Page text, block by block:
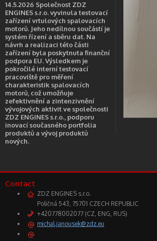
14.5.2026 Společnost ZDZ
ENGINES s.r.o. vyvinula testovací
zařízení vrtulových spalovacích
motorů. Jeho nedílnou součástí je
systém řízení a sběru dat. Na
návrh a realizaci této části
zařízení byla poskytnuta finanční
podpora EU. Výsledkem je
pokročilé interní testovací
pracoviště pro měření
charakteristik spalovacích
motorů, což umožňuje
zefektivnění a zintenzivnění
vývojových aktivit ve společnosti
ZDZ ENGINES s.r.o., podporu
inovací současného portfolia
produktů a vývoj produktů
nových.
Contact
ZDZ ENGINES s.r.o.
Poličná 543, 75701 CZECH REPUBLIC
+420778002077 (CZ, ENG, RUS)
michal.janousek@zdz.eu